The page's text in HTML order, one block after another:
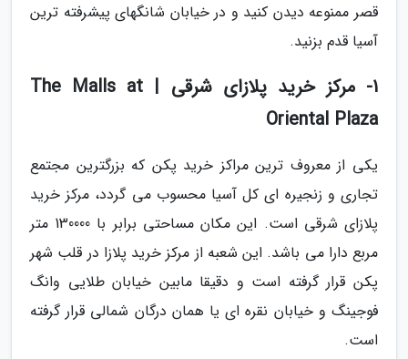
قصر ممنوعه دیدن کنید و در خیابان شانگهای پیشرفته ترین
آسیا قدم بزنید.
1- مرکز خرید پلازای شرقی | The Malls at
Oriental Plaza
یکی از معروف ترین مراکز خرید پکن که بزرگترین مجتمع
تجاری و زنجیره ای کل آسیا محسوب می گردد، مرکز خرید
پلازای شرقی است. این مکان مساحتی برابر با 130000 متر
مربع دارا می باشد. این شعبه از مرکز خرید پلازا در قلب شهر
پکن قرار گرفته است و دقیقا مابین خیابان طلایی وانگ
فوجینگ و خیابان نقره ای یا همان درگان شمالی قرار گرفته
است.